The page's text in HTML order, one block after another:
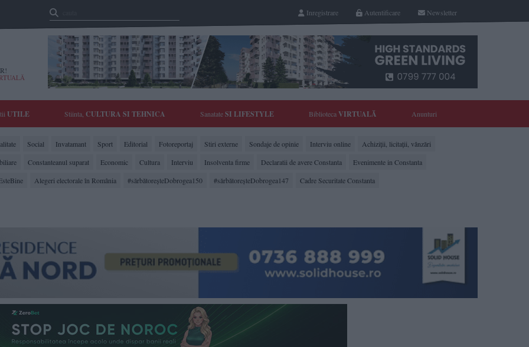
Newsletter
Autentificare
Inregistrare
UTILE Stiinta, CULTURA SI TEHNICA SanatateSI LIFESTYLE BibliotecaVIRTUALĂ Anunturi
Social Invatamant Sport Editorial Fotoreportaj Stiri externe Sondaje de opinie Interviu online
Achiziții, licitații, vânzări
Constanteanul suparat Economic Cultura Interviu Insolventa firme Declaratii de avere Constanta
Evenimente in Constanta
Alegeri electorale în România #sărbătoreşteDobrogea150 #sărbătoreşteDobrogea147 Cadre Securitate Constanta